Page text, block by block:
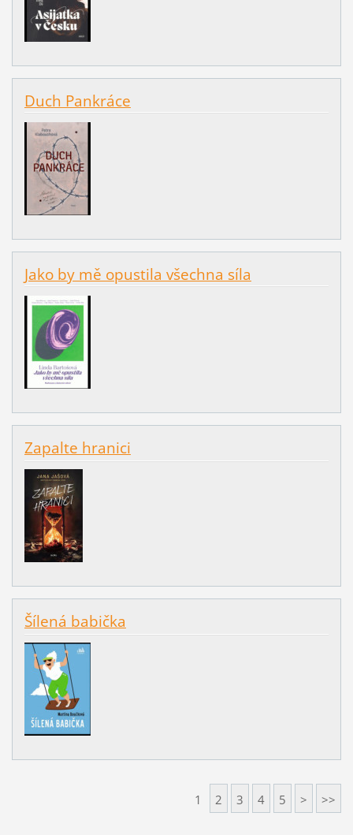
Duch Pankráce
Jako by mě opustila všechna síla
Zapalte hranici
Šílená babička
1 2 3 4 5 > >>